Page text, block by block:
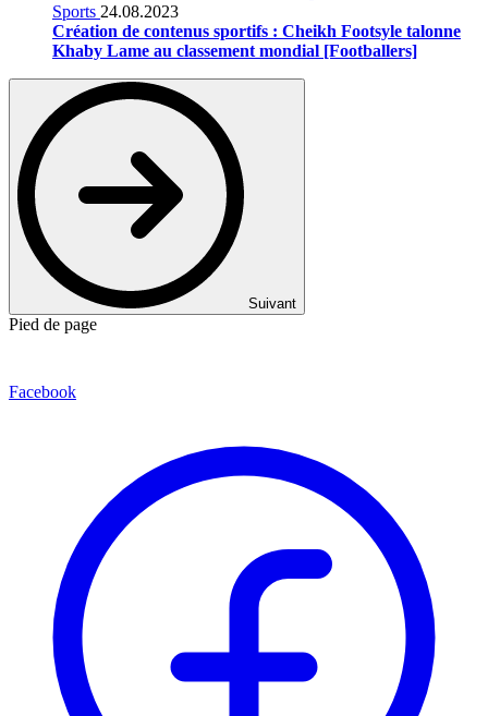
Sports 24.08.2023
Création de contenus sportifs : Cheikh Footsyle talonne
Khaby Lame au classement mondial [Footballers]
Suivant
Pied de page
Facebook